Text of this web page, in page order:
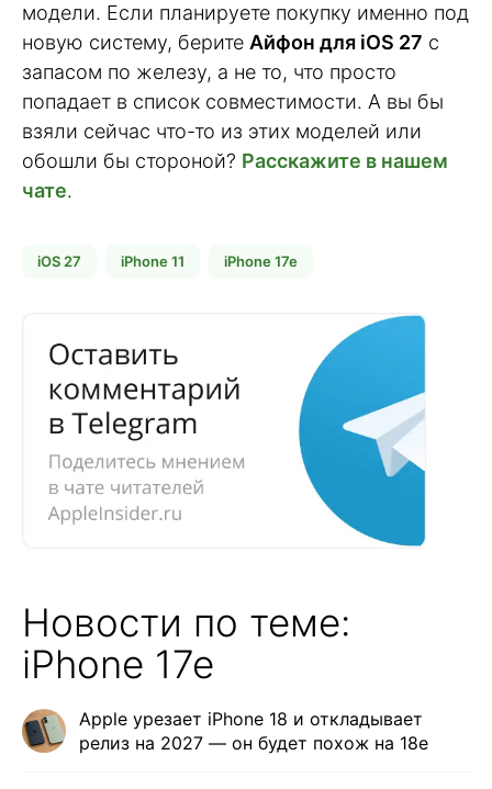
модели. Если планируете покупку именно под
новую систему, берите Айфон для iOS 27 с
запасом по железу, а не то, что просто
попадает в список совместимости. А вы бы
взяли сейчас что-то из этих моделей или
обошли бы стороной? Расскажите в нашем
чате.
iOS 27 iPhone 11 iPhone 17e
Новости по теме:
iPhone 17e
Apple урезает iPhone 18 и откладывает
релиз на 2027 — он будет похож на 18e